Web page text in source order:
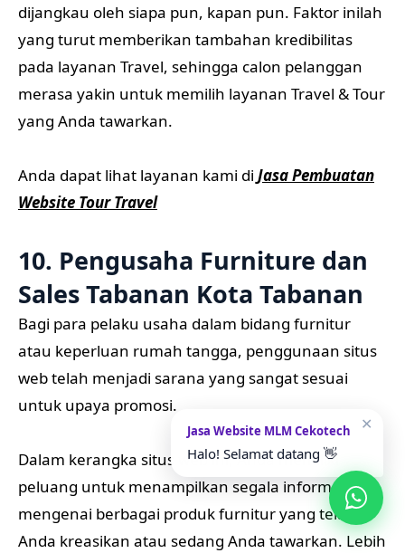
dijangkau oleh siapa pun, kapan pun. Faktor inilah
yang turut memberikan tambahan kredibilitas
pada layanan Travel, sehingga calon pelanggan
merasa yakin untuk memilih layanan Travel & Tour
yang Anda tawarkan.
Anda dapat lihat layanan kami di Jasa Pembuatan
Website Tour Travel
10. Pengusaha Furniture dan
Sales Tabanan Kota Tabanan
Bagi para pelaku usaha dalam bidang furnitur
atau keperluan rumah tangga, penggunaan situs
web telah menjadi sarana yang sangat sesuai
untuk upaya promosi.
Dalam kerangka situs web ini, Anda memiliki
peluang untuk menampilkan segala informasi
mengenai berbagai produk furnitur yang telah
Anda kreasikan atau sedang Anda tawarkan. Lebih
✕
Jasa Website MLM Cekotech
Halo! Selamat datang 👋